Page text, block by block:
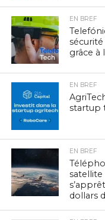
EN BREF
grâce à
EN BREF
startup
EN BREF
satellite
dollars